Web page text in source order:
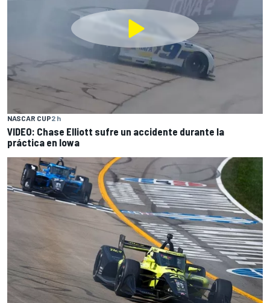
NASCAR CUP2 h
VIDEO: Chase Elliott sufre un accidente durante la
práctica en Iowa